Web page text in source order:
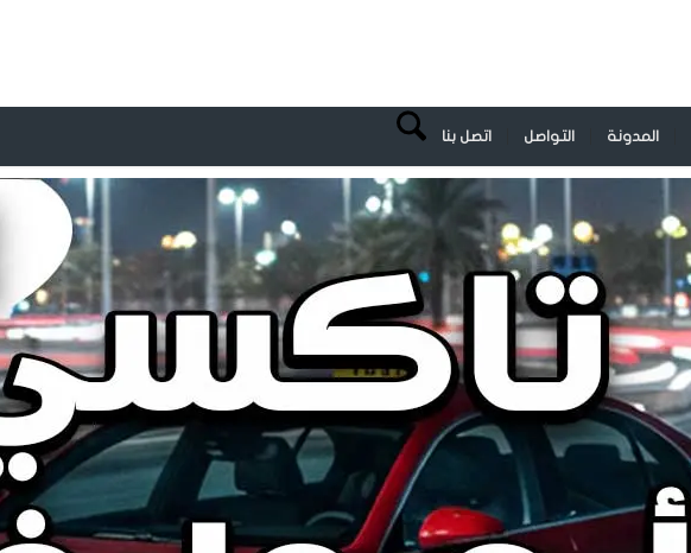
المدونة التواصل اتصل بنا